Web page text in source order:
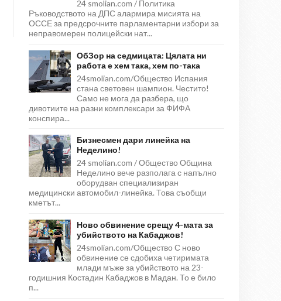
24 smolian.com / Политика
Ръководството на ДПС алармира мисията на
ОССЕ за предсрочните парламентарни избори за
неправомерен полицейски нат...
ОбЗор на седмицата: Цялата ни
работа е хем така, хем по-така
24smolian.com/Общество Испания
стана световен шампион. Честито!
Само не мога да разбера, що
дивотиите на разни комплексари за ФИФА
конспира...
Бизнесмен дари линейка на
Неделино!
24 smolian.com / Общество Община
Неделино вече разполага с напълно
оборудван специализиран
медицински автомобил-линейка. Това съобщи
кметът...
Ново обвинение срещу 4-мата за
убийството на Кабаджов!
24smolian.com/Общество С ново
обвинение се сдобиха четиримата
млади мъже за убийството на 23-
годишния Костадин Кабаджов в Мадан. То е било
п...